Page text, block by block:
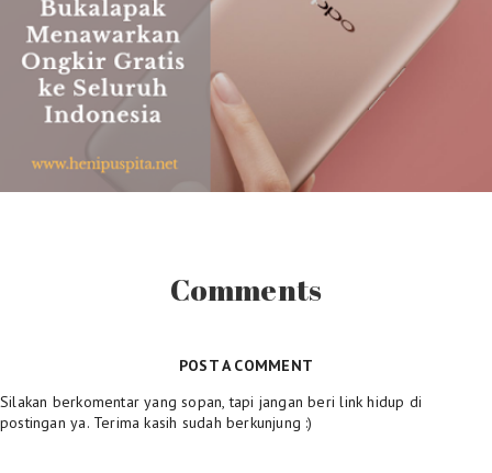
Comments
POST A COMMENT
Silakan berkomentar yang sopan, tapi jangan beri link hidup di
postingan ya. Terima kasih sudah berkunjung :)